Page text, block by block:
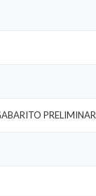
PRELIMINAR